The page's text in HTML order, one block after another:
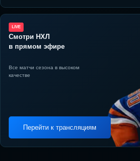
LIVE
Смотри НХЛ
в прямом эфире
Все матчи сезона в высоком
качестве
Перейти к трансляциям